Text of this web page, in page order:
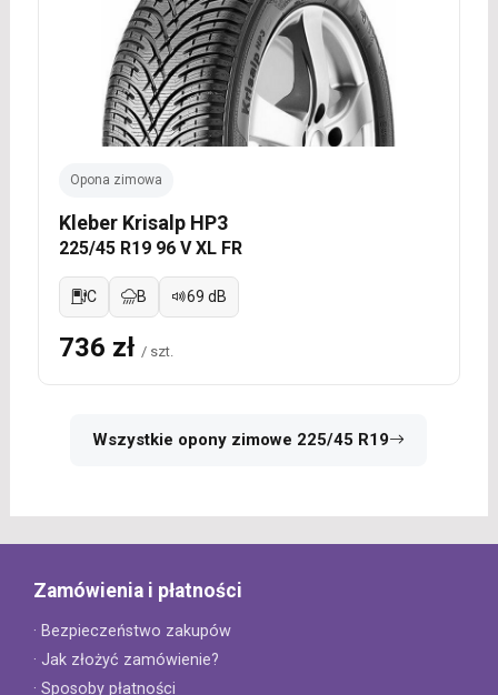
Opona zimowa
Kleber Krisalp HP3
225/45 R19 96 V XL FR
C B 69 dB
736 zł / szt.
Wszystkie opony zimowe 225/45 R19
Zamówienia i płatności
· Bezpieczeństwo zakupów
· Jak złożyć zamówienie?
· Sposoby płatności